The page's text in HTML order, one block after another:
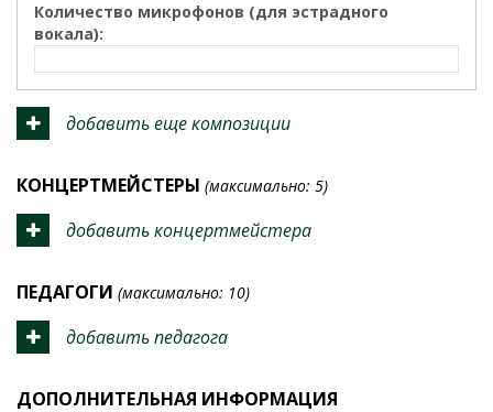
Количество микрофонов (для эстрадного
вокала):
добавить еще композиции
КОНЦЕРТМЕЙСТЕРЫ (максимально: 5)
добавить концертмейстера
ПЕДАГОГИ (максимально: 10)
добавить педагога
ДОПОЛНИТЕЛЬНАЯ ИНФОРМАЦИЯ